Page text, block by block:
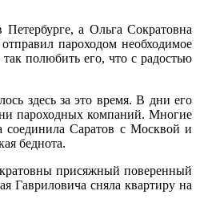
а Ольга Сократовна
пароходом необходимое
полюбить его, что с радостью
здесь за это время. В дни его
пароходных компаний. Многие
соединила Саратов с Москвой и
беднота.
присяжный поверенный
Гавриловича сняла квартиру на